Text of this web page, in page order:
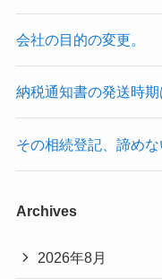
会社の目的の変更。
納税通知書の発送時
その相続登記、諦めな
Archives
2026年8月